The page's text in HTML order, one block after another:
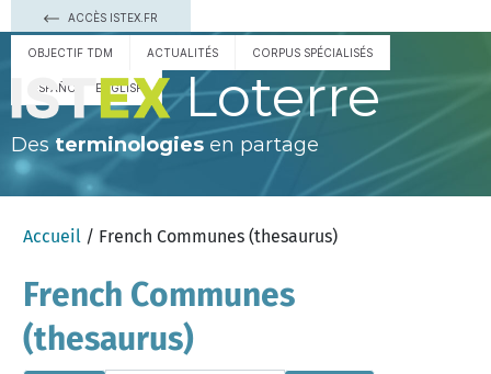
ACCÈS ISTEX.FR
OBJECTIF TDM ACTUALITÉS CORPUS SPÉCIALISÉS
ESPAÑOL ENGLISH Loterre
Des terminologies en partage
Accueil / French Communes (thesaurus)
French Communes
(thesaurus)